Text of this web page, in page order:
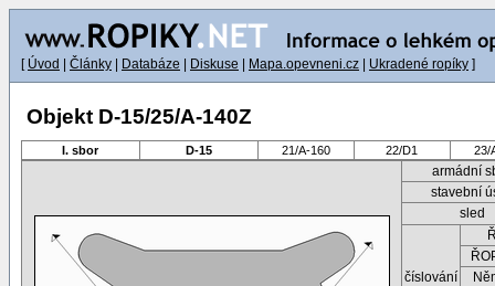
[ Úvod Články Databáze Diskuse Mapa.opevneni.cz Ukradené ropíky ]
Objekt D-15/25/A-140Z
I. sbor D-15 21/A-160 22/D1 23/
armádní
stavební
sled
číslování